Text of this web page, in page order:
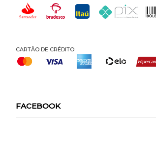
CARTÃO DE CRÉDITO
FACEBOOK